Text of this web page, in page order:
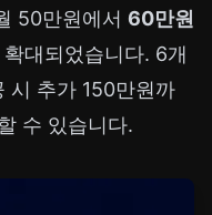
50만원에서 60만원
대되었습니다. 6개
시 추가 150만원까
수 있습니다.